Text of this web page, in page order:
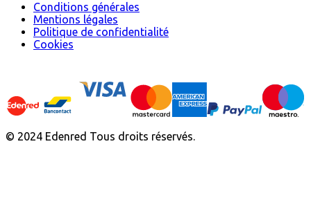
Conditions générales
Mentions légales
Politique de confidentialité
Cookies
© 2024 Edenred Tous droits réservés.